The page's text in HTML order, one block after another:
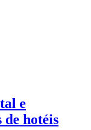
e
de hotéis